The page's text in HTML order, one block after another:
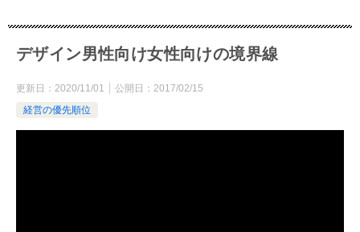
デザイン男性向け女性向けの境界線
更新日： 2020/11/01 公開日： 2017/02/15
経営の優先順位